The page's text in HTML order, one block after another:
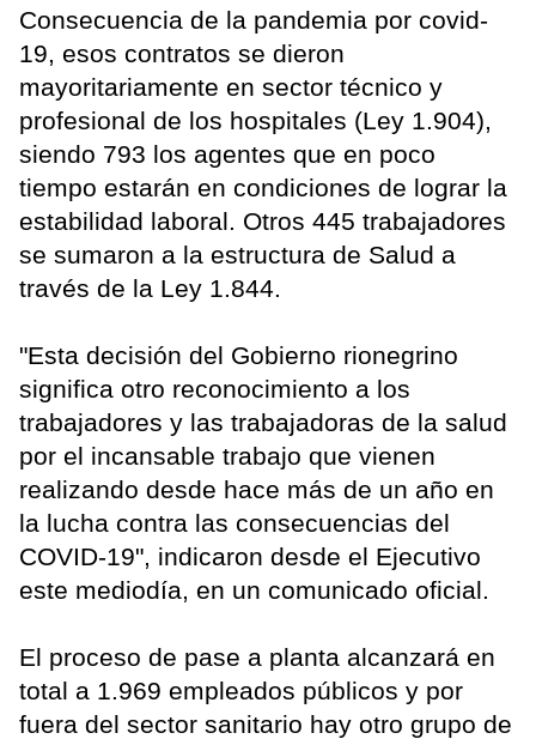
Consecuencia de la pandemia por covid-
19, esos contratos se dieron
mayoritariamente en sector técnico y
profesional de los hospitales (Ley 1.904),
siendo 793 los agentes que en poco
tiempo estarán en condiciones de lograr la
estabilidad laboral. Otros 445 trabajadores
se sumaron a la estructura de Salud a
través de la Ley 1.844.
"Esta decisión del Gobierno rionegrino
significa otro reconocimiento a los
trabajadores y las trabajadoras de la salud
por el incansable trabajo que vienen
realizando desde hace más de un año en
la lucha contra las consecuencias del
COVID-19", indicaron desde el Ejecutivo
este mediodía, en un comunicado oficial.
El proceso de pase a planta alcanzará en
total a 1.969 empleados públicos y por
fuera del sector sanitario hay otro grupo de